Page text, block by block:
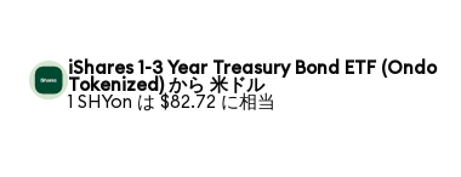
iShares 1-3 Year Treasury Bond ETF (Ondo
Tokenized) から 米ドル
1 SHYon は $82.72 に相当